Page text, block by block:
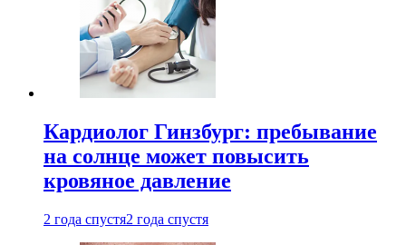
Кардиолог Гинзбург: пребывание
на солнце может повысить
кровяное давление
2 года спустя2 года спустя